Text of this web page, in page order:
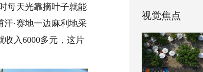
每天光靠摘叶子就能
汗·赛地一边麻利地采
入6000多元，这片
视觉焦点